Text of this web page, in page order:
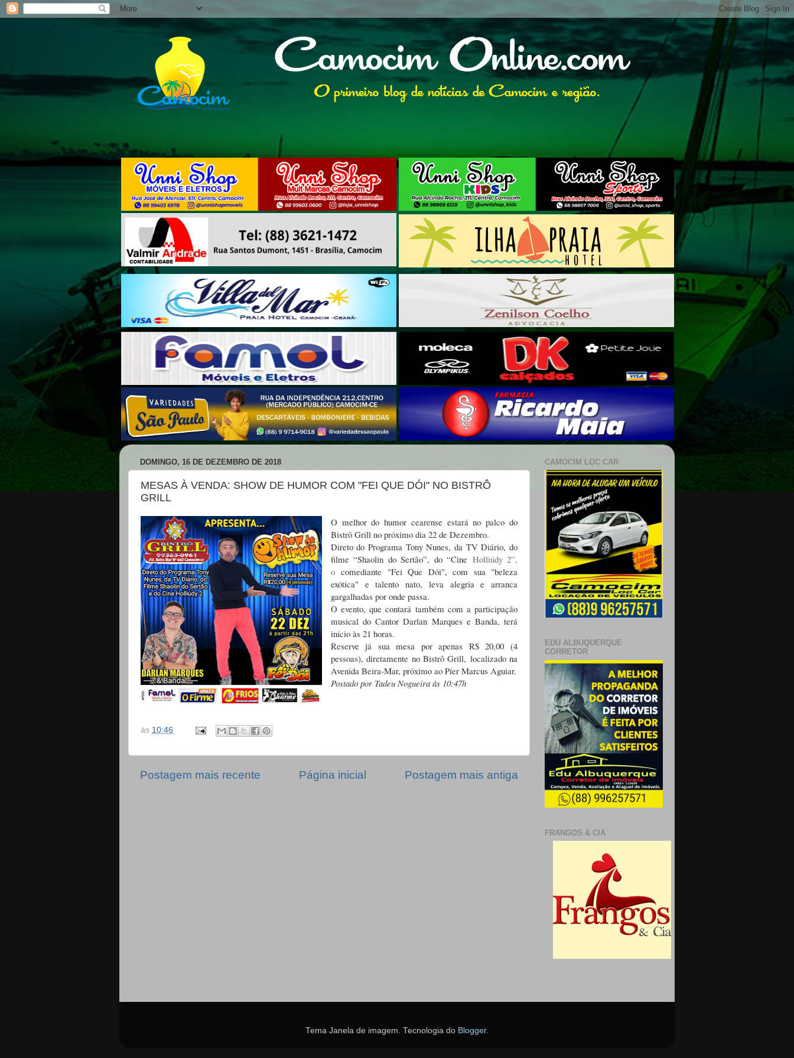
DOMINGO, 16 DE DEZEMBRO DE 2018
MESAS À VENDA: SHOW DE HUMOR COM "FEI QUE DÓI" NO BISTRÔ
GRILL
O melhor do humor cearense estará no palco do
Bistrô Grill no próximo dia 22 de Dezembro.
Direto do Programa Tony Nunes, da TV Diário, do
filme “Shaolin do Sertão”, do “Cine Holliúdy 2”,
ocomediante "Fei Que Dói", com sua "beleza
exótica" e talento nato, leva alegria e arranca
gargalhadas por onde passa.
O evento, que contará também com a participação
musical do Cantor Darlan Marques e Banda, terá
início às 21 horas.
Reserve já sua mesa por apenas R$ 20,00 (4
pessoas), diretamente no Bistrô Grill, localizado na
Avenida Beira-Mar, próximo ao Píer Marcus Aguiar.
Postado por Tadeu Nogueira às 10:47h
às 10:46
Postagem mais recente Postagem mais antiga
Página inicial
CAMOCIM LOC CAR
EDU ALBUQUERQUE
CORRETOR
FRANGOS & CIA
Tema Janela de imagem. Tecnologia do Blogger.